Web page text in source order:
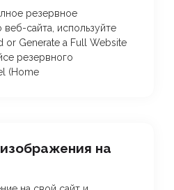
резервное
сайта, используйте
Generate a Full Website
резервного
(Home
на